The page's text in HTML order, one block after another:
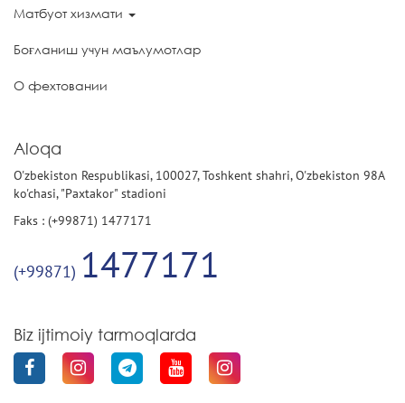
Матбуот хизмати
Боғланиш учун маълумотлар
О фехтовании
Aloqa
O'zbekiston Respublikasi, 100027, Toshkent shahri, O'zbekiston 98A
ko'chasi, "Paxtakor" stadioni
Faks : (+99871) 1477171
(+99871) 1477171
Biz ijtimoiy tarmoqlarda